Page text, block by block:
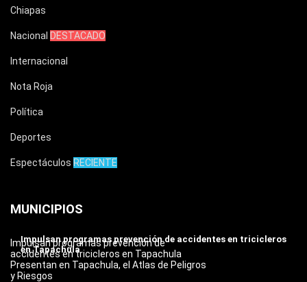
Chiapas
Nacional DESTACADO
Internacional
Nota Roja
Política
Deportes
Espectáculos RECIENTE
MUNICIPIOS
Impulsan programas prevención de accidentes en tricicleros
en Tapachula
Impulsan programas prevención de
accidentes en tricicleros en Tapachula
Presentan en Tapachula, el Atlas de Peligros
y Riesgos